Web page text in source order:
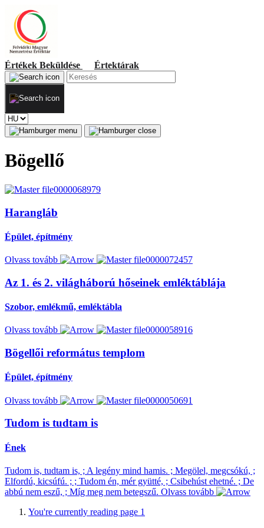
Értékek Beküldése Értektárak
Bögellő
Harangláb
Épület, építmény
Olvass tovább
Az 1. és 2. világháború hőseinek emléktáblája
Szobor, emlékmű, emléktábla
Olvass tovább
Bögellői református templom
Épület, építmény
Olvass tovább
Tudom is tudtam is
Ének
Tudom is, tudtam is, ; A legény mind hamis. ; Megölel, megcsókú, ;
Elfordú, kicsúfú. ; ; Tudom én, mér gyütté, ; Csibehúst ehetné. ; De
abbú nem eszű, ; Míg meg nem betegszű. Olvass tovább
You're currently reading page 1